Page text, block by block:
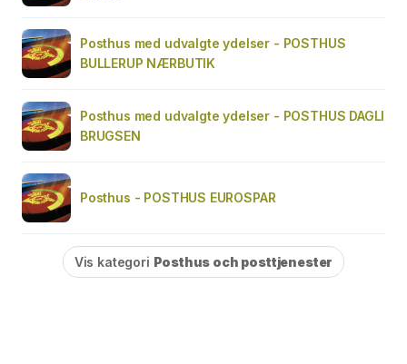
Posthus med udvalgte ydelser - POSTHUS
BULLERUP NÆRBUTIK
Posthus med udvalgte ydelser - POSTHUS DAGLI
BRUGSEN
Posthus - POSTHUS EUROSPAR
Vis kategori Posthus och posttjenester